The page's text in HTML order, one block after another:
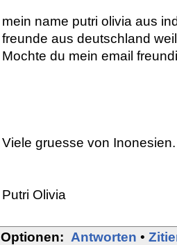
mein name putri olivia aus
freunde aus deutschland
Mochte du mein email
Viele gruesse von Inonesien.
Putri Olivia
Optionen: Antworten •